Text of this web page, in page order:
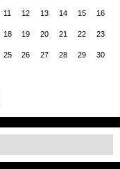
11 12 13 14 15 16
18 19 20 21 22 23
25 26 27 28 29 30